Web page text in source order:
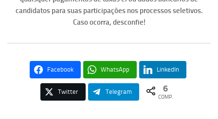
candidatos para suas participações nos processos seletivos.
Caso ocorra, desconfie!
Facebook WhatsApp LinkedIn
Twitter Telegram 6
COMP.